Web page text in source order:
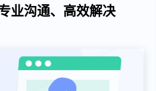
业沟通、高效解决